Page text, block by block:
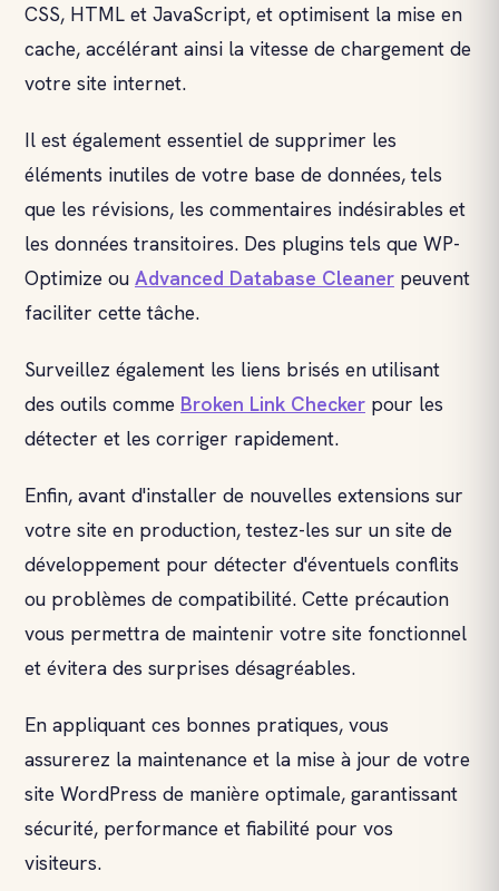
CSS, HTML et JavaScript, et optimisent la mise en
cache, accélérant ainsi la vitesse de chargement de
votre site internet.
Il est également essentiel de supprimer les
éléments inutiles de votre base de données, tels
que les révisions, les commentaires indésirables et
les données transitoires. Des plugins tels que WP-
Optimize ou Advanced Database Cleaner peuvent
faciliter cette tâche.
Surveillez également les liens brisés en utilisant
des outils comme Broken Link Checker pour les
détecter et les corriger rapidement.
Enfin, avant d'installer de nouvelles extensions sur
votre site en production, testez-les sur un site de
développement pour détecter d'éventuels conflits
ou problèmes de compatibilité. Cette précaution
vous permettra de maintenir votre site fonctionnel
et évitera des surprises désagréables.
En appliquant ces bonnes pratiques, vous
assurerez la maintenance et la mise à jour de votre
site WordPress de manière optimale, garantissant
sécurité, performance et fiabilité pour vos
visiteurs.